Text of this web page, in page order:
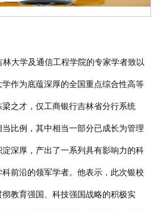
大学及通信工程学院的专家学者致以
作为底蕴深厚的全国重点综合性高等
之才，仅工商银行吉林省分行系统
比例，其中相当一部分已成长为管理
深厚，产出了一系列具有影响力的科
前沿的领军学者。他表示，此次银校
教育强国、科技强国战略的积极实